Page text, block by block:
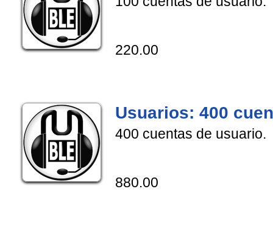
220.00
Usuarios: 400
400 cuentas de usuario.
880.00